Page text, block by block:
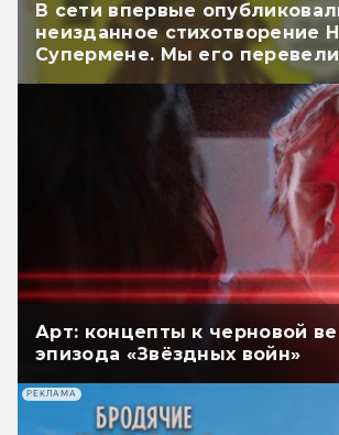
В сети впервые
неизданное стихотворение
Супермене. Мы его перевели
Арт: концепты к черновой
эпизода «Звёздных войн»
РЕКЛАМА